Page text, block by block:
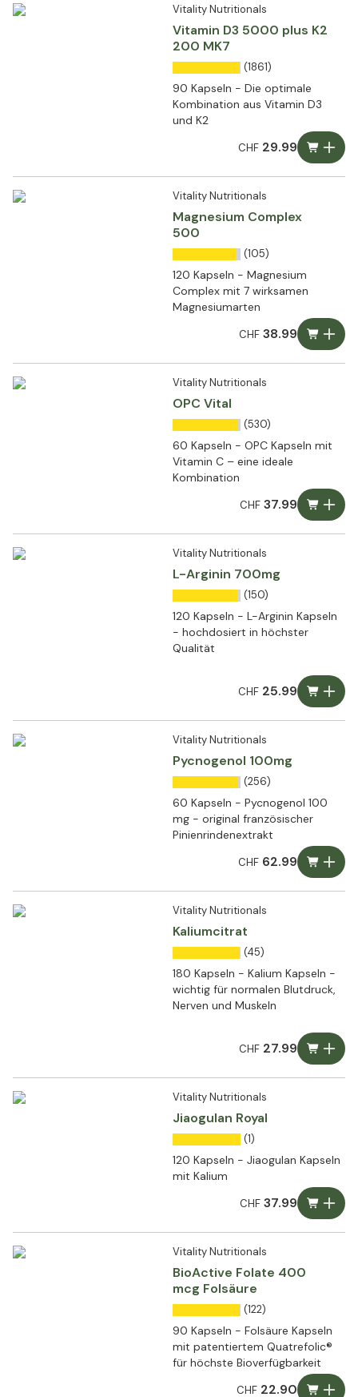
Vitality Nutritionals
Vitamin D3 5000 plus K2
200 MK7
(1861)
90 Kapseln - Die optimale
Kombination aus Vitamin D3
und K2
CHF29.99
Vitality Nutritionals
Magnesium Complex
500
(105)
120 Kapseln - Magnesium
Complex mit 7 wirksamen
Magnesiumarten
CHF38.99
Vitality Nutritionals
OPC Vital
(530)
60 Kapseln - OPC Kapseln mit
Vitamin C – eine ideale
Kombination
CHF37.99
Vitality Nutritionals
L-Arginin 700mg
(150)
120 Kapseln - L-Arginin Kapseln
- hochdosiert in höchster
Qualität
CHF25.99
Vitality Nutritionals
Pycnogenol 100mg
(256)
60 Kapseln - Pycnogenol 100
mg - original französischer
Pinienrindenextrakt
CHF62.99
Vitality Nutritionals
Kaliumcitrat
(45)
180 Kapseln - Kalium Kapseln -
wichtig für normalen Blutdruck,
Nerven und Muskeln
CHF27.99
Vitality Nutritionals
Jiaogulan Royal
(1)
120 Kapseln - Jiaogulan Kapseln
mit Kalium
CHF37.99
Vitality Nutritionals
BioActive Folate 400
mcg Folsäure
(122)
90 Kapseln - Folsäure Kapseln
mit patentiertem Quatrefolic®
für höchste Bioverfügbarkeit
CHF22.90